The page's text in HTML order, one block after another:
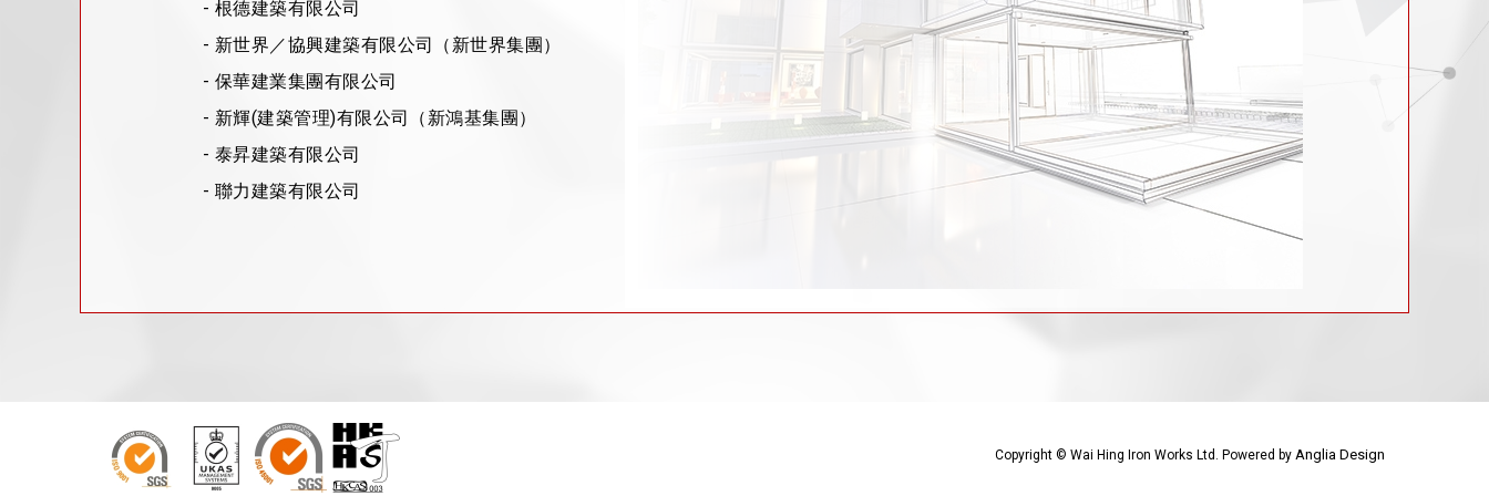
- 根德建築有限公司
- 新世界／協興建築有限公司（新世界集團）
- 保華建業集團有限公司
- 新輝(建築管理)有限公司（新鴻基集團）
- 泰昇建築有限公司
- 聯力建築有限公司
Copyright © Wai Hing Iron Works Ltd. Powered by Anglia Design